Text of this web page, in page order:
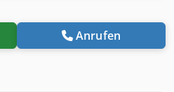
Anrufen